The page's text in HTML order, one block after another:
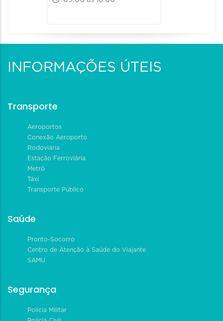
INFORMAÇÕES ÚTEIS
Transporte
Aeroportos
Conexão Aeroporto
Rodoviária
Estação Ferroviária
Metrô
Táxi
Transporte Público
Saúde
Pronto-Socorro
Centro de Atenção à Saúde do Viajante
SAMU
Segurança
Polícia Militar